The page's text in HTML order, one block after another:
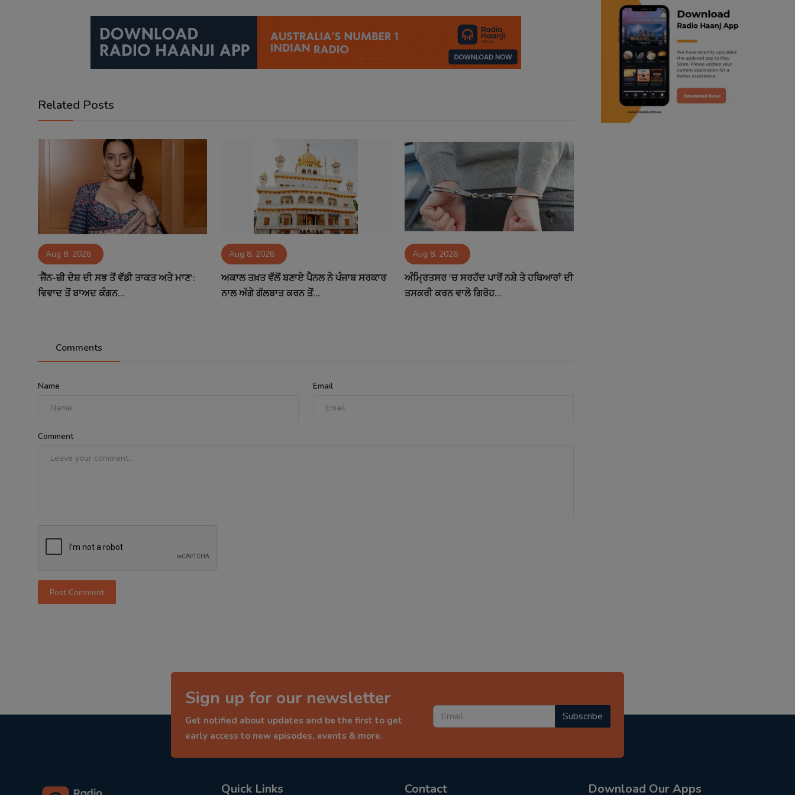
Related Posts
Aug 8, 2026
‘ਜੈੱਨ-ਜ਼ੀ ਦੇਸ਼ ਦੀ ਸਭ ਤੋਂ ਵੱਡੀ ਤਾਕਤ ਅਤੇ ਮਾਣ’:
ਵਿਵਾਦ ਤੋਂ ਬਾਅਦ ਕੰਗਨ...
Aug 8, 2026
ਅਕਾਲ ਤਖ਼ਤ ਵੱਲੋਂ ਬਣਾਏ ਪੈਨਲ ਨੇ ਪੰਜਾਬ ਸਰਕਾਰ
ਨਾਲ ਅੱਗੇ ਗੱਲਬਾਤ ਕਰਨ ਤੋਂ...
Aug 8, 2026
ਅੰਮ੍ਰਿਤਸਰ 'ਚ ਸਰਹੱਦ ਪਾਰੋਂ ਨਸ਼ੇ ਤੇ ਹਥਿਆਰਾਂ ਦੀ
ਤਸਕਰੀ ਕਰਨ ਵਾਲੇ ਗਿਰੋਹ...
Comments
Name Email
Comment
Post Comment
ranjodh singh
punjabi podcast australia
radio haanji updates
punjabi kahani
Sign up for our newsletter
Get notified about updates and be the first to get
early access to new episodes, events & more.
Subscribe
Quick Links Contact Download Our Apps